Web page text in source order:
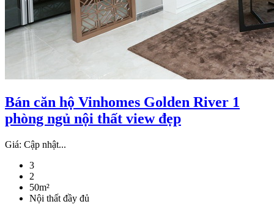
Bán căn hộ Vinhomes Golden River 1
phòng ngủ nội thất view đẹp
Giá: Cập nhật...
3
2
50m²
Nội thất đầy đủ